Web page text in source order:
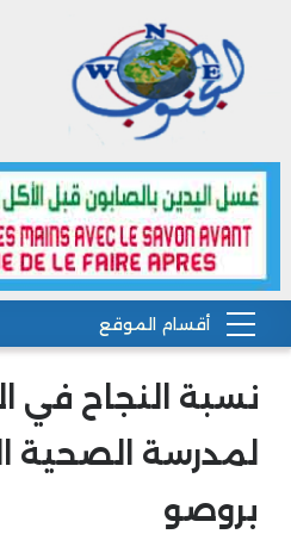
نسبة النجاح في
لمدرسة الصحية
بروصو